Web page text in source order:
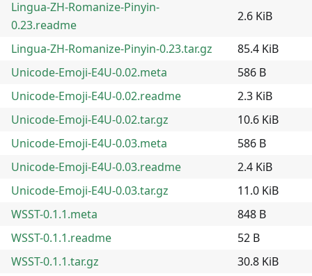
Lingua-ZH-Romanize-Pinyin-
0.23.readme
2.6 KiB
Lingua-ZH-Romanize-Pinyin-0.23.tar.gz
85.4 KiB
Unicode-Emoji-E4U-0.02.meta
586 B
Unicode-Emoji-E4U-0.02.readme
2.3 KiB
Unicode-Emoji-E4U-0.02.tar.gz
10.6 KiB
Unicode-Emoji-E4U-0.03.meta
586 B
Unicode-Emoji-E4U-0.03.readme
2.4 KiB
Unicode-Emoji-E4U-0.03.tar.gz
11.0 KiB
WSST-0.1.1.meta
848 B
WSST-0.1.1.readme
52 B
WSST-0.1.1.tar.gz
30.8 KiB